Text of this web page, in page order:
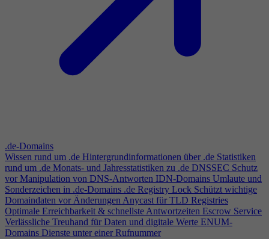
.de-Domains
Wissen rund um .de Hintergrundinformationen über .de Statistiken
rund um .de Monats- und Jahresstatistiken zu .de DNSSEC Schutz
vor Manipulation von DNS-Antworten IDN-Domains Umlaute und
Sonderzeichen in .de-Domains .de Registry Lock Schützt wichtige
Domaindaten vor ÄnderungenAnycast für TLD Registries
Optimale Erreichbarkeit & schnellste Antwortzeiten Escrow Service
Verlässliche Treuhand für Daten und digitale Werte ENUM-
Domains Dienste unter einer Rufnummer